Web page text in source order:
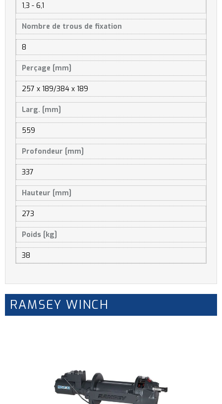
1,3 - 6,1
Nombre de trous de fixation
8
Perçage [mm]
257 x 189/384 x 189
Larg. [mm]
559
Profondeur [mm]
337
Hauteur [mm]
273
Poids [kg]
38
RAMSEY WINCH